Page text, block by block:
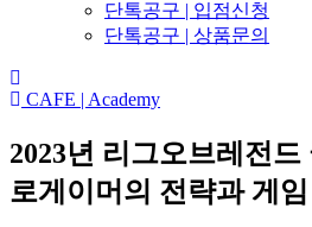
단톡공구 | 입점신청
단톡공구 | 상품문의
CAFE | Academy
2023년 리그오브레전
로게이머의 전략과 게